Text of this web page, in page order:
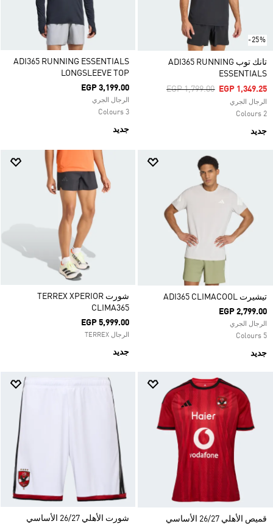
-25%
تانك توب ADI365 RUNNING
ESSENTIALS
Price Reduced From
EGP 1,799.00ToEGP 1,349.25
الرجال الجري
2 Colours
جديد
ADI365 RUNNING ESSENTIALS
LONGSLEEVE TOP
EGP 3,199.00
الرجال الجري
3 Colours
جديد
تيشيرت ADI365 CLIMACOOL
EGP 2,799.00
الرجال الجري
5 Colours
جديد
شورت TERREX XPERIOR
CLIMA365
EGP 5,999.00
الرجال TERREX
جديد
قميص الأهلي 26/27 الأساسي
شورت الأهلي 26/27 الأساسي